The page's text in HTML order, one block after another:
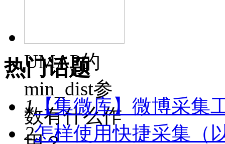
UMAP的
min_dist参
数有什么作
热门话题
1【集微库】微博采集
2怎样使用快捷采集（